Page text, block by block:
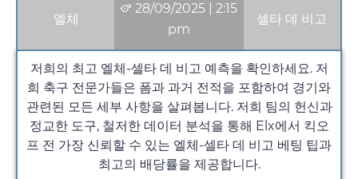
엘체
28/09/2025 |2:15
pm
셀타 데 비고
저희의 최고 엘체-셀타 데 비고 예측을 확인하세요. 저
희 축구 전문가들은 폼과 과거 전적을 포함하여 경기와
관련된 모든 세부 사항을 살펴봅니다. 저희 팀의 헌신과
정교한 도구, 철저한 데이터 분석을 통해 Elx에서 킥오
프 전 가장 신뢰할 수 있는 엘체-셀타 데 비고 베팅 팁과
최고의 배당률을 제공합니다.